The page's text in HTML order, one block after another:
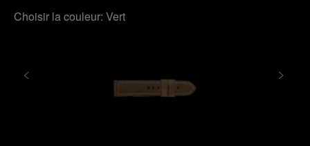
Choisir la couleur: Vert